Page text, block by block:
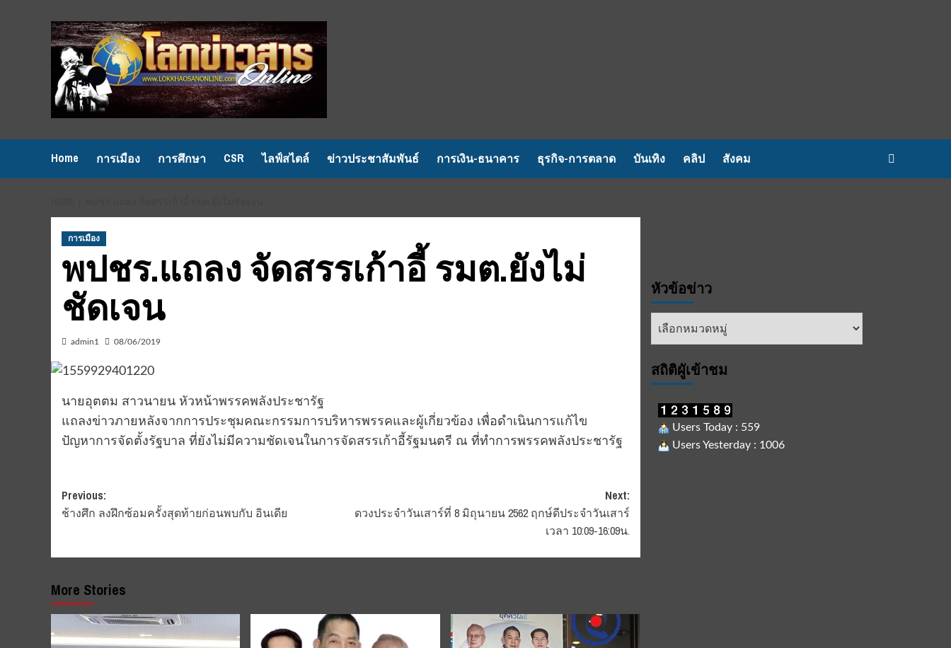
Home การเมือง การศึกษา CSR ไลฟ์สไตล์ ข่าวประชาสัมพันธ์ การเงิน-ธนาคาร ธุรกิจ-การตลาด บันเทิง คลิป สังคม
การเมือง
พปชร.แถลง จัดสรรเก้าอี้ รมต.ยังไม่
ชัดเจน
admin1 08/06/2019
นายอุตตม สาวนายน หัวหน้าพรรคพลังประชารัฐ
แถลงข่าวภายหลังจากการประชุมคณะกรรมการบริหารพรรคและผู้เกี่ยวข้อง เพื่อดำเนินการแก้ไข
ปัญหาการจัดตั้งรัฐบาล ที่ยังไม่มีความชัดเจนในการจัดสรรเก้าอี้รัฐมนตรี ณ ที่ทำการพรรคพลังประชารัฐ
Post
navigation
Previous:
ช้างศึก ลงฝึกซ้อมครั้งสุดท้ายก่อนพบกับ อินเดีย
Next:
ดวงประจำวันเสาร์ที่ 8 มิถุนายน 2562 ฤกษ์ดีประจำวันเสาร์
เวลา 10:09-16:09น.
More Stories
หัวข้อข่าว
หัวข้อ
สถิติผูัเข้าชม
Users Today : 559
Users Yesterday : 1006